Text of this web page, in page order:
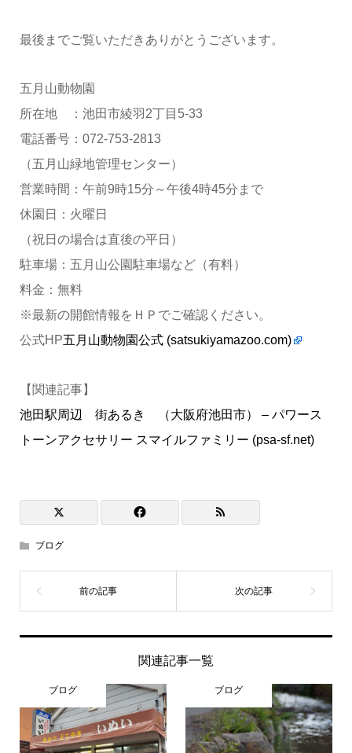
最後までご覧いただきありがとうございます。
五月山動物園
所在地 ：池田市綾羽2丁目5-33
電話番号：072-753-2813
（五月山緑地管理センター）
営業時間：午前9時15分～午後4時45分まで
休園日：火曜日
（祝日の場合は直後の平日）
駐車場：五月山公園駐車場など（有料）
料金：無料
※最新の開館情報をＨＰでご確認ください。
公式HP五月山動物園公式 (satsukiyamazoo.com)
【関連記事】
池田駅周辺 街あるき （大阪府池田市） – パワース
トーンアクセサリー スマイルファミリー (psa-sf.net)
ブログ
関連記事一覧
ブログ ブログ